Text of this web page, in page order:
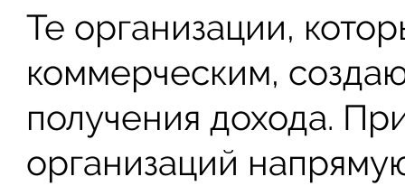
Те организации,
коммерческим,
получения дохода.
организаций